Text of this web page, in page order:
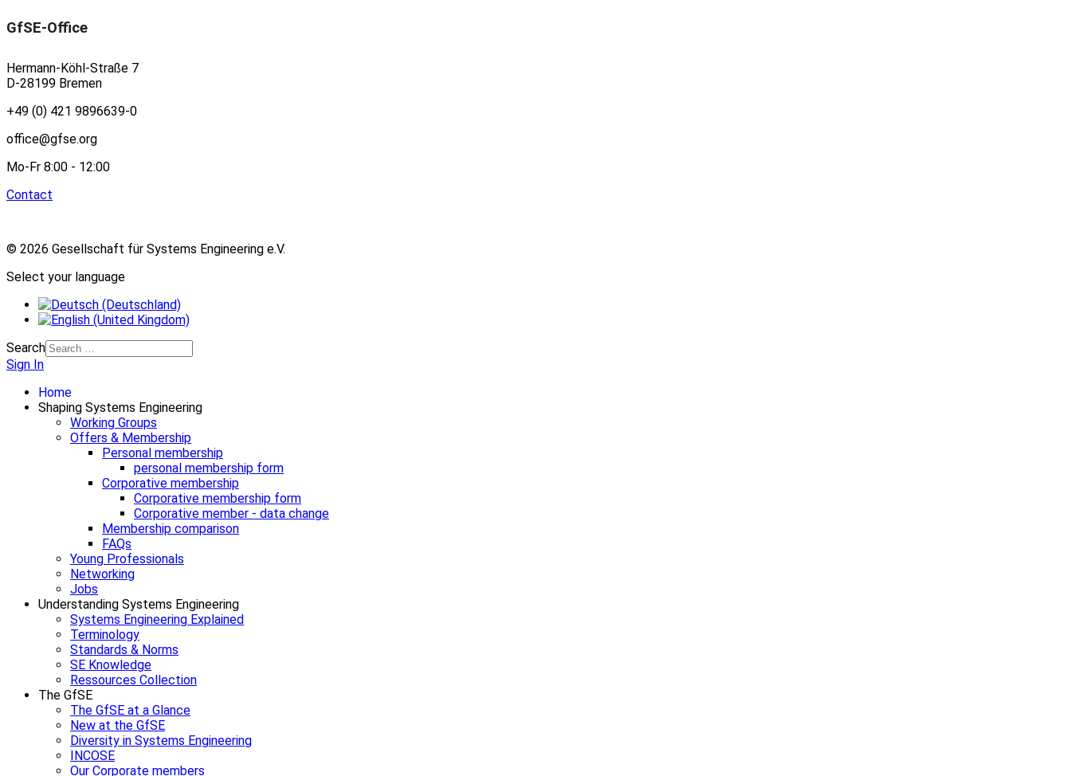
GfSE-Office
Hermann-Köhl-Straße 7
D-28199 Bremen
+49 (0) 421 9896639-0
office@gfse.org
Mo-Fr 8:00 - 12:00
Contact
© 2026 Gesellschaft für Systems Engineering e.V.
Select your language
Search
Sign In
Home
Shaping Systems Engineering
Working Groups
Offers & Membership
Personal membership
personal membership form
Corporative membership
Corporative membership form
Corporative member - data change
Membership comparison
FAQs
Young Professionals
Networking
Jobs
Understanding Systems Engineering
Systems Engineering Explained
Terminology
Standards & Norms
SE Knowledge
Ressources Collection
The GfSE
The GfSE at a Glance
New at the GfSE
Diversity in Systems Engineering
INCOSE
Our Corporate members